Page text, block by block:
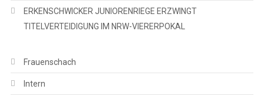
ERKENSCHWICKER JUNIORENRIEGE ERZWINGT
TITELVERTEIDIGUNG IM NRW-VIERERPOKAL
Frauenschach
Intern